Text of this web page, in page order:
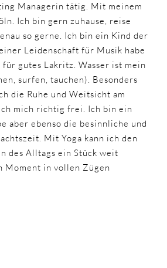
Managerin tätig. Mit meinem
Ich bin gern zuhause, reise
so gerne. Ich bin ein Kind der
Leidenschaft für Musik habe
für gutes Lakritz. Wasser ist mein
surfen, tauchen). Besonders
die Ruhe und Weitsicht am
mich richtig frei. Ich bin ein
aber ebenso die besinnliche und
Mit Yoga kann ich den
des Alltags ein Stück weit
Moment in vollen Zügen